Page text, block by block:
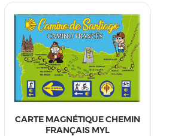
CARTE MAGNÉTIQUE CHEMIN
FRANÇAIS MYL